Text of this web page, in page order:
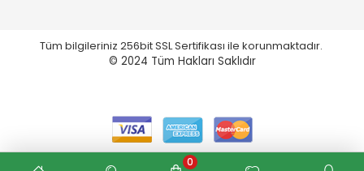
Tüm bilgileriniz 256bit SSL Sertifikası ile korunmaktadır.
© 2024 Tüm Hakları Saklıdır
0